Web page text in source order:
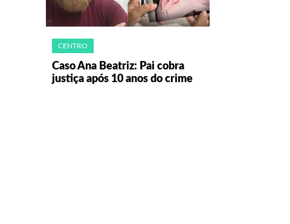
CENTRO
Caso Ana Beatriz: Pai cobra
justiça após 10 anos do crime